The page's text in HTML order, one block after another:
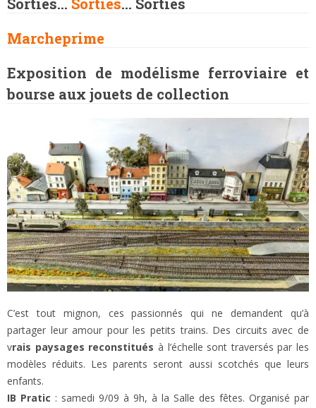
Sorties… Sorties… Sorties
Marcheprime
Exposition de modélisme ferroviaire et
bourse aux jouets de collection
C’est tout mignon, ces passionnés qui ne demandent qu’à
partager leur amour pour les petits trains. Des circuits avec de
vrais paysages reconstitués à l’échelle sont traversés par les
modèles réduits. Les parents seront aussi scotchés que leurs
enfants.
IB Pratic : samedi 9/09 à 9h, à la Salle des fêtes. Organisé par